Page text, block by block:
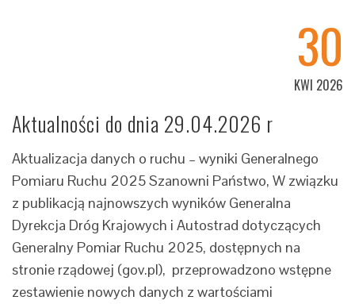
30
KWI 2026
Aktualności do dnia 29.04.2026 r
Aktualizacja danych o ruchu – wyniki Generalnego
Pomiaru Ruchu 2025 Szanowni Państwo, W związku
z publikacją najnowszych wyników Generalna
Dyrekcja Dróg Krajowych i Autostrad dotyczących
Generalny Pomiar Ruchu 2025, dostępnych na
stronie rządowej (gov.pl), przeprowadzono wstępne
zestawienie nowych danych z wartościami